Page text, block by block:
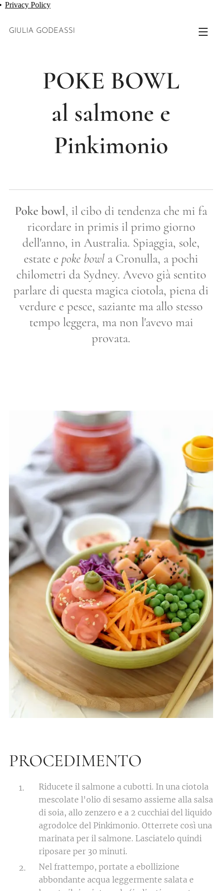
Privacy Policy
GIULIA GODEASSI
POKE BOWL
al salmone e
Pinkimonio
Poke bowl, il cibo di tendenza che mi fa
ricordare in primis il primo giorno
dell'anno, in Australia. Spiaggia, sole,
estate e poke bowl a Cronulla, a pochi
chilometri da Sydney. Avevo già sentito
parlare di questa magica ciotola, piena di
verdure e pesce, saziante ma allo stesso
tempo leggera, ma non l'avevo mai
provata.
PROCEDIMENTO
Riducete il salmone a cubotti. In una ciotola
mescolate l'olio di sesamo assieme alla salsa
di soia, allo zenzero e a 2 cucchiai del liquido
agrodolce del Pinkimonio. Otterrete così una
marinata per il salmone. Lasciatelo quindi
riposare per 30 minuti.
Nel frattempo, portate a ebollizione
abbondante acqua leggermente salata e